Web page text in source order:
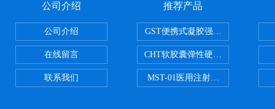
公司介绍
公司介绍
在线留言
联系我们
推荐产品
GST便携式凝胶强度测定仪
CHT软胶囊弹性硬度测试仪
MST-01医用注射器测试仪